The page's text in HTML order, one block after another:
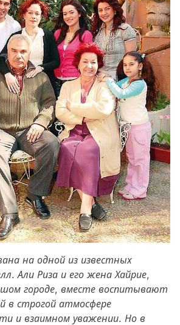
на одной из известных
Али Риза и его жена Хайрие,
городе, вместе воспитывают
в строгой атмосфере
и взаимном уважении. Но в